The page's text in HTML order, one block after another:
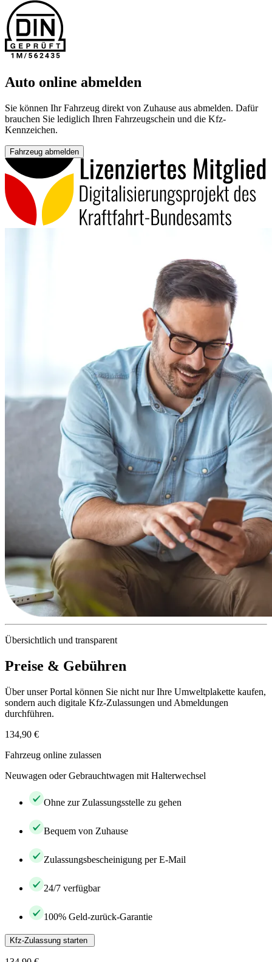
Auto online abmelden
Sie können Ihr Fahrzeug direkt von Zuhause aus abmelden. Dafür
brauchen Sie lediglich Ihren Fahrzeugschein und die Kfz-
Kennzeichen.
Fahrzeug abmelden
Übersichtlich und transparent
Preise & Gebühren
Über unser Portal können Sie nicht nur Ihre Umweltplakette kaufen,
sondern auch digitale Kfz-Zulassungen und Abmeldungen
durchführen.
134,90 €
Fahrzeug online zulassen
Neuwagen oder Gebrauchtwagen mit Halterwechsel
Ohne zur Zulassungsstelle zu gehen
Bequem von Zuhause
Zulassungsbescheinigung per E-Mail
24/7 verfügbar
100% Geld-zurück-Garantie
Kfz-Zulassung starten